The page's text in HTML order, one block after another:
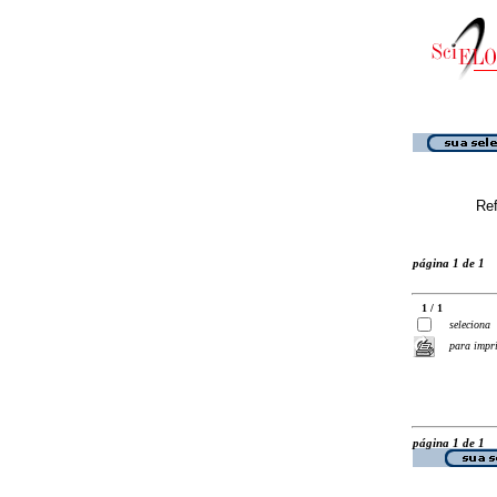
página 1 de 1
1 / 1
seleciona
para
página 1 de 1